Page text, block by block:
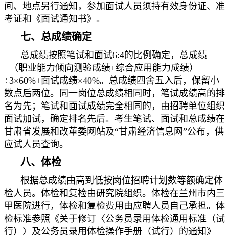
间、地点另行通知，参加面试人员须持有效身份证、准
考证和《面试通知书》。
七、总成绩确定
总成绩按照笔试和面试6:4的比例确定，总成绩
=（职业能力倾向测验成绩+综合应用能力成绩）
÷3×60%+面试成绩×40%。总成绩四舍五入后，保留小
数点后两位。同一岗位总成绩相同时，笔试成绩高的排
名为先；笔试和面试成绩完全相同的，由招聘单位组织
面试加试，确定排名先后。考生笔试、面试和总成绩在
甘肃省发展和改革委网站及“甘肃经济信息网”公布，供
应试人员查询。
八、体检
根据总成绩由高到低按岗位招聘计划数等额确定体
检人员。体检和复检由研究院组织。体检在兰州市内三
甲医院进行，体检和复检费用由应聘人员自己承担。体
检标准参照《关于修订〈公务员录用体检通用标准（试
行）〉及公务员录用体检操作手册（试行）的通知》